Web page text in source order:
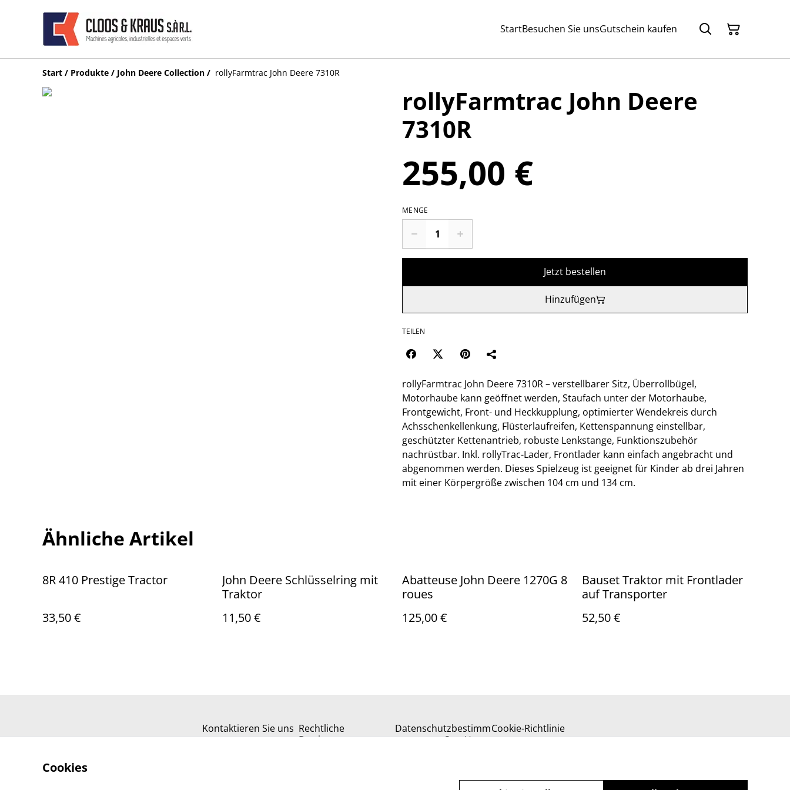
StartBesuchen Sie unsGutschein kaufen
Start / Produkte / John Deere Collection / rollyFarmtrac John Deere 7310R
rollyFarmtrac John Deere
7310R
255,00 €
MENGE
Jetzt bestellen
Hinzufügen
TEILEN
rollyFarmtrac John Deere 7310R – verstellbarer Sitz, Überrollbügel,
Motorhaube kann geöffnet werden, Staufach unter der Motorhaube,
Frontgewicht, Front- und Heckkupplung, optimierter Wendekreis durch
Achsschenkellenkung, Flüsterlaufreifen, Kettenspannung einstellbar,
geschützter Kettenantrieb, robuste Lenkstange, Funktionszubehör
nachrüstbar. Inkl. rollyTrac-Lader, Frontlader kann einfach angebracht und
abgenommen werden. Dieses Spielzeug ist geeignet für Kinder ab drei Jahren
mit einer Körpergröße zwischen 104 cm und 134 cm.
Ähnliche Artikel
8R 410 Prestige Tractor
33,50 €
John Deere Schlüsselring mit
Traktor
11,50 €
Abatteuse John Deere 1270G 8
roues
125,00 €
Bauset Traktor mit Frontlader
auf Transporter
52,50 €
Kontaktieren Sie uns Rechtliche
Bestimmungen
Datenschutzbestimm
ungen von SumUp
Cookie-Richtlinie
Cookies